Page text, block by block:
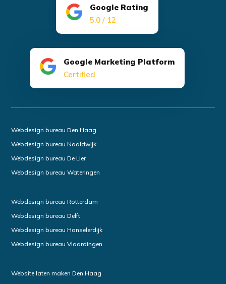
Google Rating
5.0 / 12
Google Marketing Platform
Certified
Webdesign bureau Den Haag
Webdesign bureau Naaldwijk
Webdesign bureau De Lier
Webdesign bureau Wateringen
Webdesign bureau Rotterdam
Webdesign bureau Delft
Webdesign bureau Honselerdijk
Webdesign bureau Vlaardingen
Website laten maken Den Haag